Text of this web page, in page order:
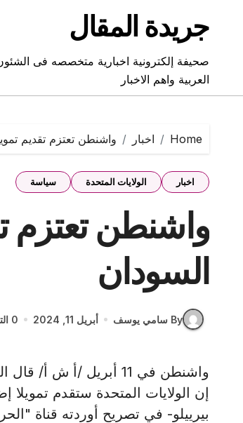
contentجريدة المقال
صحيفة إلكترونية اخبارية متخصصه فى
العربية واهم الاخبار
Home اخبار واشنطن تعتزم تقديم
اخبار الولايات المتحدة سياسة
واشنطن تعتزم
السودان
By سامي يوسف أبريل 11, 2024 0 التعليق
واشنطن في 11 أبريل /أ
إن الولايات المتحدة ستقدم تمويلا
بيرييلو- في تصريح أوردته قناة